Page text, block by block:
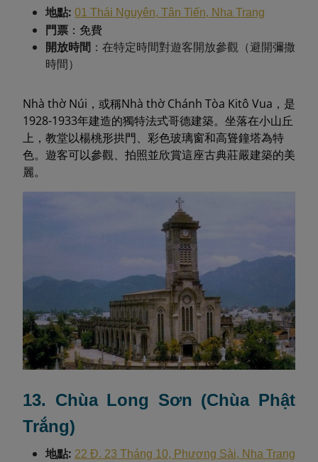
地點: 01 Thái Nguyên, Tân Tiến, Nha Trang
門票 ：免費
開放時間 ：在特定時間對遊客開放參觀（避開彌撒
時間）
Nhà thờ Núi，或稱Nhà thờ Chánh Tòa Kitô Vua，是
1928-1933年建造的獨特法式哥德建築。坐落在小山丘
上，教堂以楊桃形拱門、彩色玻璃窗和高聳鐘塔為特
色。遊客可以參觀、拍照並欣賞這座古典莊嚴建築的美
麗。
13. Chùa Long Sơn (Chùa Phật
Trắng)
地點: 22 Đ. 23 Tháng 10, Phương Sài, Nha Trang